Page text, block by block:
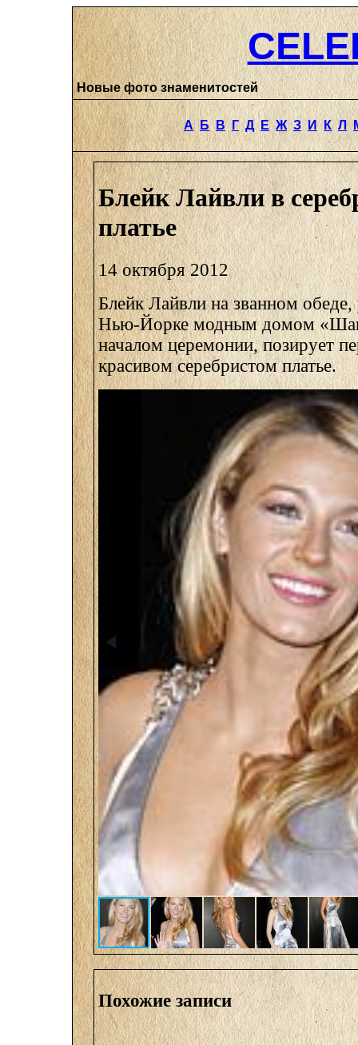
Новые фото знаменитостей
А Б В Г Д Е Ж З И К Л
Блейк Лайвли в
платье
14 октября 2012
Блейк Лайвли на званном
Нью-Йорке модным домом
началом церемонии, позирует
красивом серебристом платье.
Похожие записи